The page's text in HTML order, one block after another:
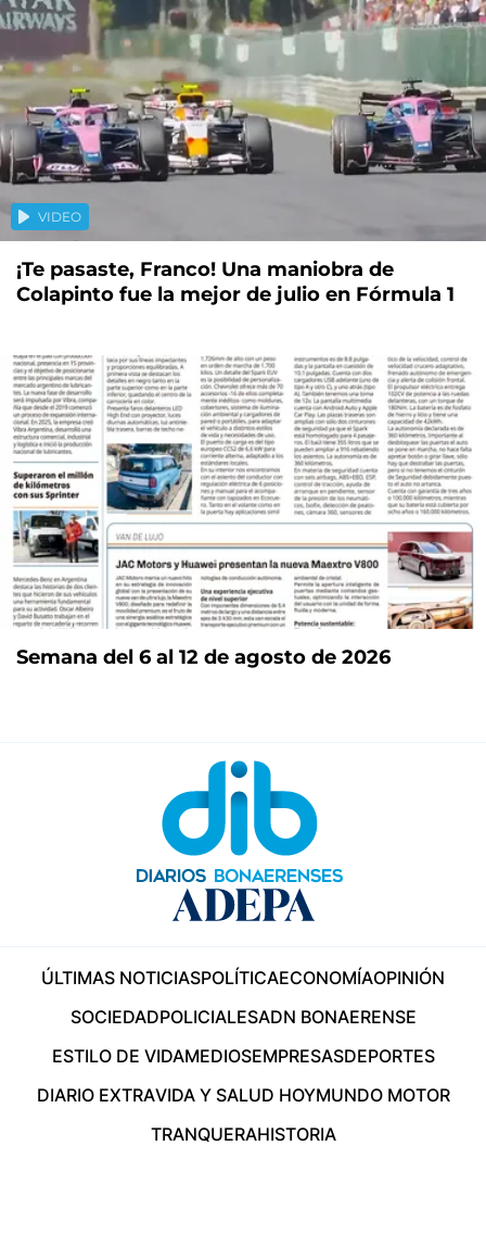
VIDEO
¡Te pasaste, Franco! Una maniobra de
Colapinto fue la mejor de julio en Fórmula 1
Semana del 6 al 12 de agosto de 2026
ÚLTIMAS NOTICIASPOLÍTICAECONOMÍAOPINIÓN
SOCIEDADPOLICIALESADN BONAERENSE
ESTILO DE VIDAMEDIOSEMPRESASDEPORTES
DIARIO EXTRAVIDA Y SALUD HOYMUNDO MOTOR
TRANQUERAHISTORIA